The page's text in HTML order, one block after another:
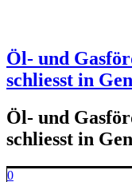
Öl- und
schliesst in
Öl- und
schliesst in
0